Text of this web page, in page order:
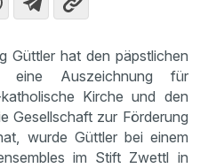
Güttler hat den päpstlichen
eine Auszeichnung für
Kirche und den
Gesellschaft zur Förderung
wurde Güttler bei einem
im Stift Zwettl in